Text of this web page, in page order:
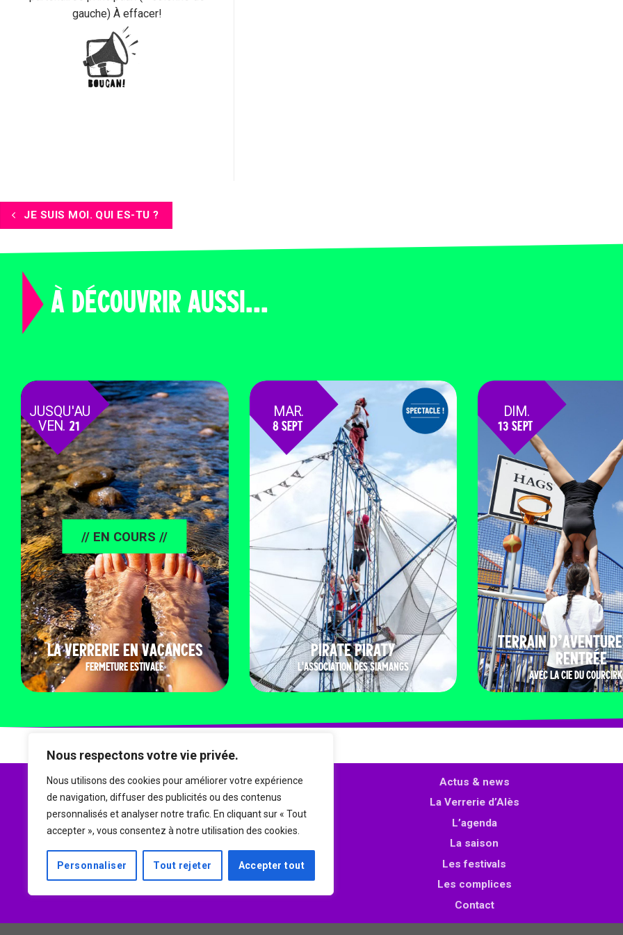
Nous respectons votre vie privée.
Nous utilisons des cookies pour améliorer votre expérience
de navigation, diffuser des publicités ou des contenus
personnalisés et analyser notre trafic. En cliquant sur « Tout
accepter », vous consentez à notre utilisation des cookies.
Personnaliser Tout rejeter Accepter tout
gauche) À effacer!
JE SUIS MOI. QUI ES-TU ?
À DÉCOUVRIR AUSSI...
JUSQU'AU
VEN. 21
AOÛT
// EN COURS //
LA VERRERIE EN VACANCES
FERMETURE ESTIVALE
MAR.
8 SEPT
PIRATE PIRATY
L'ASSOCIATION DES SIAMANGS
DIM.
13 SEPT
TERRAIN
RENTRÉE
AVEC LA CIE DU
Actus & news
La Verrerie d’Alès
L’agenda
La saison
Les festivals
Les complices
Contact